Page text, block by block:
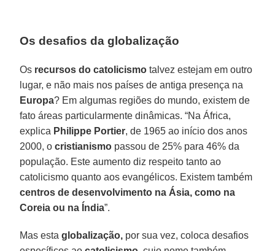
Os desafios da globalização
Os recursos do catolicismo talvez estejam em outro
lugar, e não mais nos países de antiga presença na
Europa? Em algumas regiões do mundo, existem de
fato áreas particularmente dinâmicas. “Na África,
explica Philippe Portier, de 1965 ao início dos anos
2000, ocristianismo passou de 25% para 46% da
população. Este aumento diz respeito tanto ao
catolicismo quanto aos evangélicos. Existem também
centros de desenvolvimento na Ásia, como na
Coreia ou na Índia”.
Mas estaglobalização, por sua vez, coloca desafios